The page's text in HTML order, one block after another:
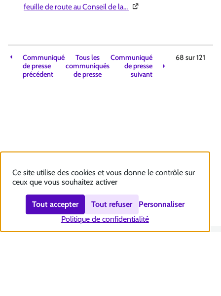
feuille de route au Conseil de la… (Ouverture dans une
Communiqué
de presse
précédent
Tous les
communiqués
de presse
Communiqué
de presse
suivant
68 sur121
Ce site utilise des cookies et vous donne le contrôle sur
ceux que vous souhaitez activer
Tout accepter Tout refuser
Personnaliser
Politique de confidentialité